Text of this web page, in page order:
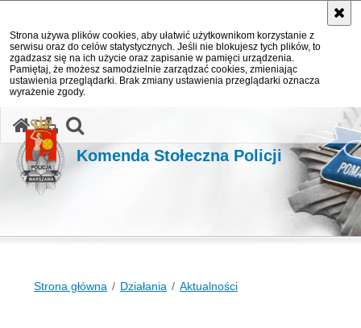
Strona używa plików cookies, aby ułatwić użytkownikom korzystanie z
serwisu oraz do celów statystycznych. Jeśli nie blokujesz tych plików, to
zgadzasz się na ich użycie oraz zapisanie w pamięci urządzenia.
Pamiętaj, że możesz samodzielnie zarządzać cookies, zmieniając
ustawienia przeglądarki. Brak zmiany ustawienia przeglądarki oznacza
wyrażenie zgody.
Komenda Stołeczna Policji
Strona główna Działania Aktualności